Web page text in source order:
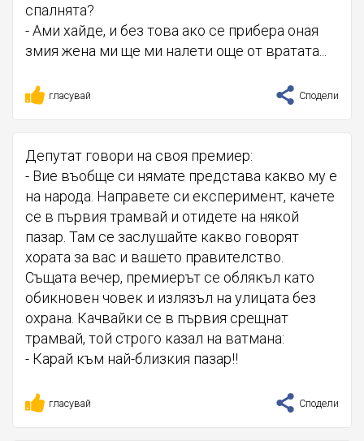
спалнята?
- Ами хайде, и без това ако се прибера оная
змия жена ми ще ми налети още от вратата...
гласувай Сподели
Депутат говори на своя премиер:
- Вие въобще си нямате представа какво му е
на народа. Направете си експеримент, качете
се в първия трамвай и отидете на някой
пазар. Там се заслушайте какво говорят
хората за вас и вашето правителство.
Същата вечер, премиерът се облякъл като
обикновен човек и излязъл на улицата без
охрана. Качвайки се в първия срещнат
трамвай, той строго казал на ватмана:
- Карай към най-близкия пазар!!
гласувай Сподели